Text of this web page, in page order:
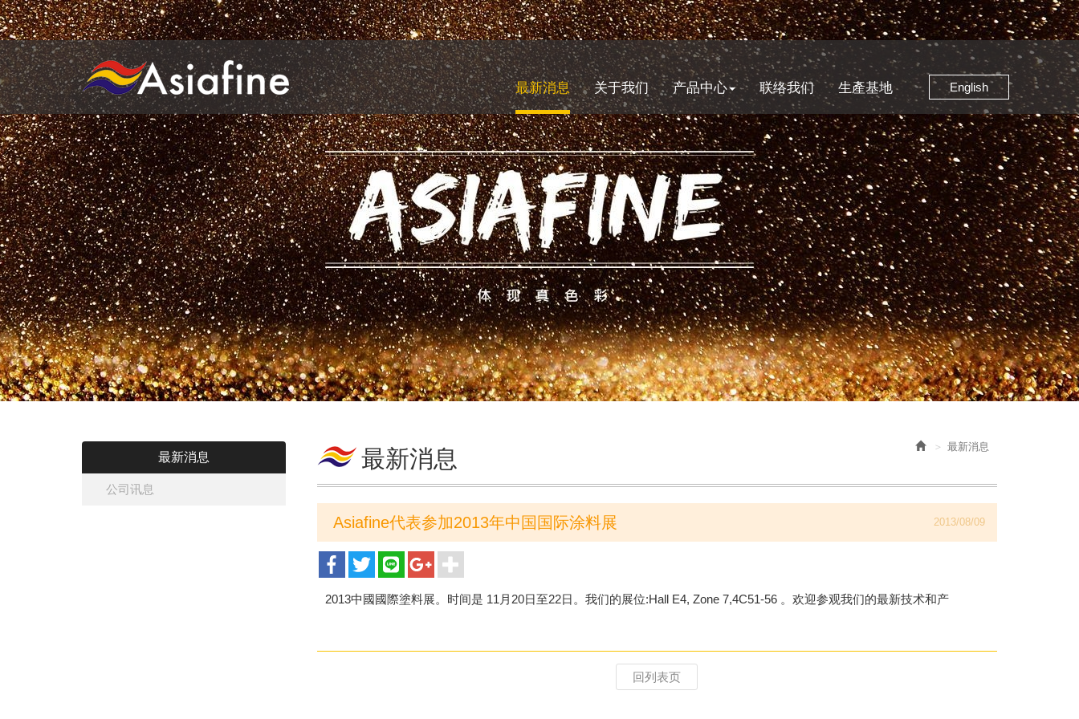
最新消息 关于我们 产品中心 联络我们 生產基地 English
最新消息
公司讯息
最新消息
最新消息
2013/08/09
Asiafine代表参加2013年中国国际涂料展
2013中國國際塗料展。时间是 11月20日至22日。我们的展位:Hall E4, Zone 7,4C51-56 。欢迎参观我们的最新技术和产
回列表页